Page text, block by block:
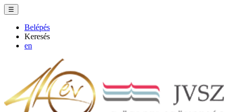
☰
Belépés
Keresés
en